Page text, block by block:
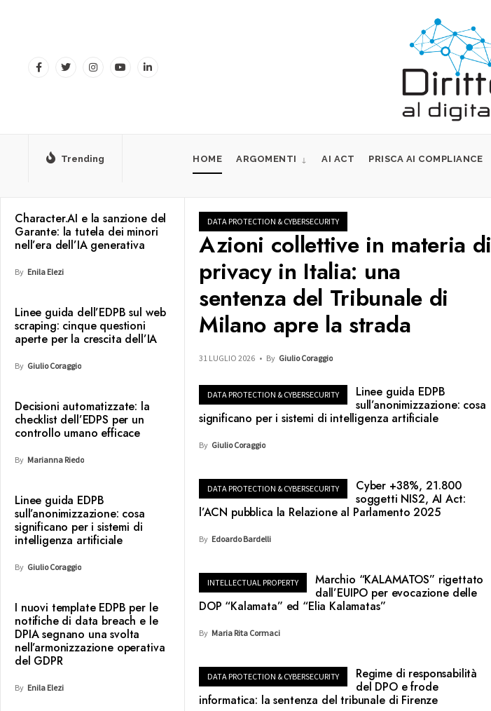
Trending HOME ARGOMENTI AI ACT PRISCA AI COMPLIANCE
Character.AI e la sanzione del
Garante: la tutela dei minori
nell’era dell’IA generativa
By Enila Elezi
Linee guida dell’EDPB sul web
scraping: cinque questioni
aperte per la crescita dell’IA
By Giulio Coraggio
Decisioni automatizzate: la
checklist dell’EDPS per un
controllo umano efficace
By Marianna Riedo
Linee guida EDPB
sull’anonimizzazione: cosa
significano per i sistemi di
intelligenza artificiale
By Giulio Coraggio
I nuovi template EDPB per le
notifiche di data breach e le
DPIA segnano una svolta
nell’armonizzazione operativa
del GDPR
By Enila Elezi
DATA PROTECTION & CYBERSECURITY
Azioni collettive in materia di
privacy in Italia: una
sentenza del Tribunale di
Milano apre la strada
31 LUGLIO 2026 • By Giulio Coraggio
DATA PROTECTION & CYBERSECURITY
Linee guida EDPB
sull’anonimizzazione: cosa
significano per i sistemi di intelligenza artificiale
By Giulio Coraggio
DATA PROTECTION & CYBERSECURITY
Cyber +38%, 21.800
soggetti NIS2, AI Act:
l’ACN pubblica la Relazione al Parlamento 2025
By Edoardo Bardelli
INTELLECTUAL PROPERTY
Marchio “KALAMATOS” rigettato
dall’EUIPO per evocazione delle
DOP “Kalamata” ed “Elia Kalamatas”
By Maria Rita Cormaci
DATA PROTECTION & CYBERSECURITY
Regime di responsabilità
del DPO e frode
informatica: la sentenza del tribunale di Firenze